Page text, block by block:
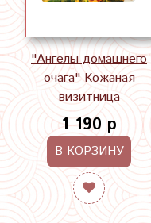
"Ангелы домашнего
очага" Кожаная
визитница
1 190 р
В КОРЗИНУ